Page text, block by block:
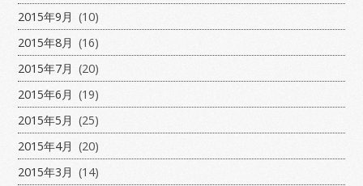
2015年9月 (10)
2015年8月 (16)
2015年7月 (20)
2015年6月 (19)
2015年5月 (25)
2015年4月 (20)
2015年3月 (14)